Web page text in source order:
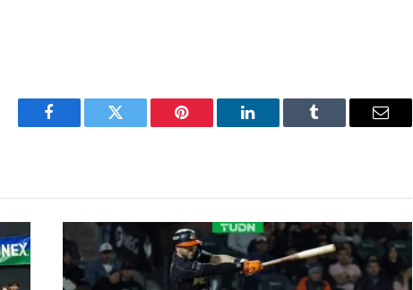
Facebook Twitter Pinterest LinkedIn Tumblr Email